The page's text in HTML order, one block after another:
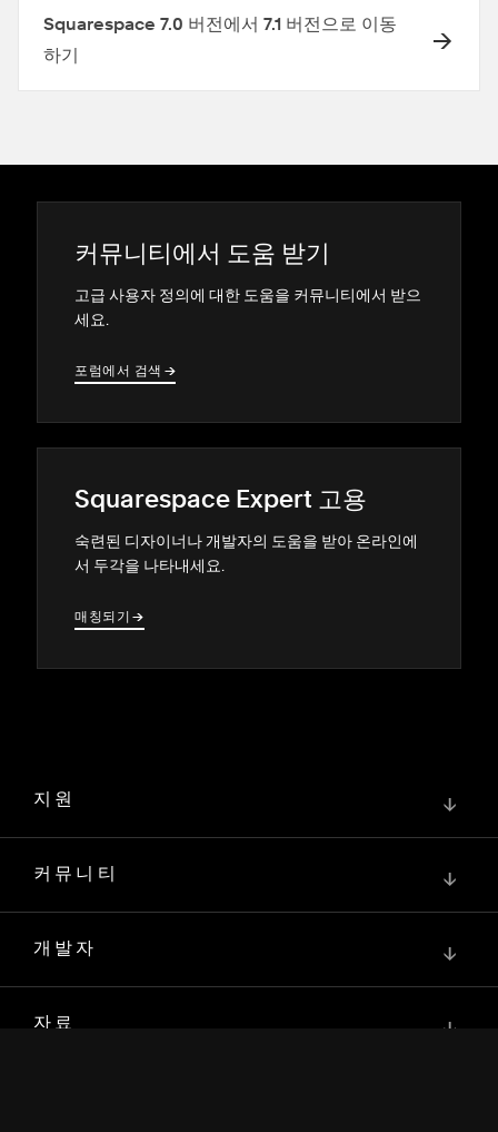
Squarespace 7.0 버전에서 7.1 버전으로 이동
하기
커뮤니티에서 도움 받기
고급 사용자 정의에 대한 도움을 커뮤니티에서 받으
세요.
포럼에서 검색 →
→
Squarespace Expert 고용
숙련된 디자이너나 개발자의 도움을 받아 온라인에
서 두각을 나타내세요.
매칭되기 →
→
지원 ↓
커뮤니티 ↓
개발자 ↓
자료 ↓